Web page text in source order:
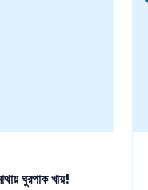
ঘুরপাক খায়!